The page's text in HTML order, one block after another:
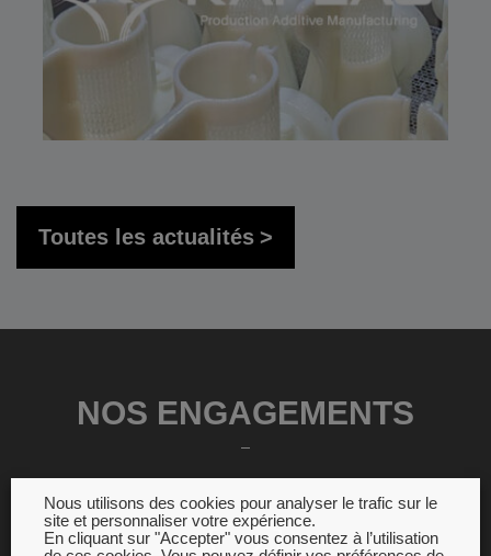
Toutes les actualités
NOS ENGAGEMENTS
Nous utilisons des cookies pour analyser le trafic sur le
site et personnaliser votre expérience.
En cliquant sur "Accepter" vous consentez à l’utilisation